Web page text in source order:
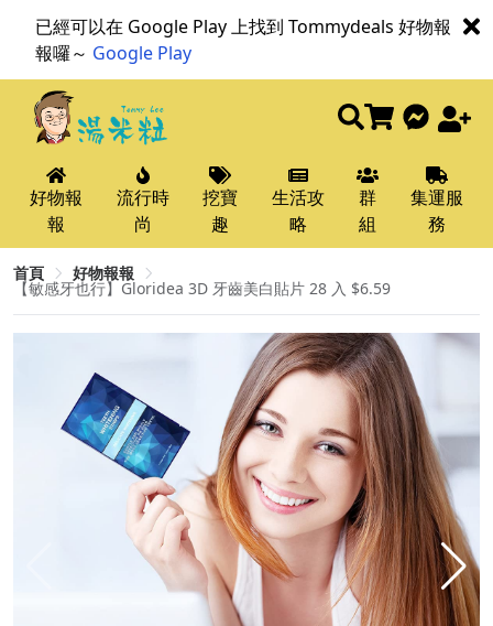
已經可以在 Google Play 上找到 Tommydeals 好物報
報囉～ Google Play
好物報
報
流行時
尚
挖寶
趣
生活攻
略
群
組
集運服
務
首頁 好物報報
【敏感牙也行】Gloridea 3D 牙齒美白貼片 28 入 $6.59